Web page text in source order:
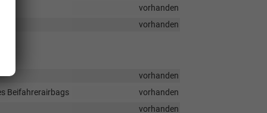
vorhanden
vorhanden
vorhanden
Beifahrerairbags
vorhanden
vorhanden